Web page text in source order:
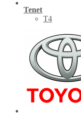
Tenet
Т4